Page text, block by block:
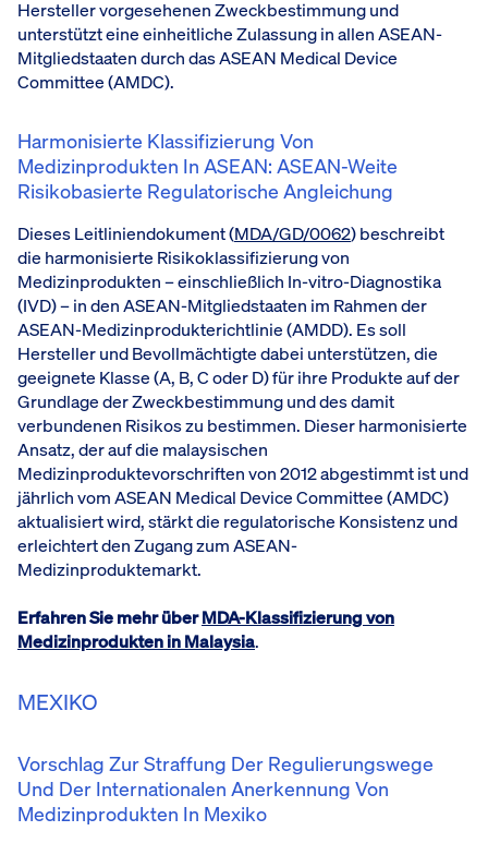
Hersteller vorgesehenen Zweckbestimmung und
unterstützt eine einheitliche Zulassung in allen ASEAN-
Mitgliedstaaten durch das ASEAN Medical Device
Committee (AMDC).
Harmonisierte Klassifizierung Von
Medizinprodukten In ASEAN: ASEAN-Weite
Risikobasierte Regulatorische Angleichung
Dieses Leitliniendokument (MDA/GD/0062) beschreibt
die harmonisierte Risikoklassifizierung von
Medizinprodukten – einschließlich In-vitro-Diagnostika
(IVD) – in den ASEAN-Mitgliedstaaten im Rahmen der
ASEAN-Medizinprodukterichtlinie (AMDD). Es soll
Hersteller und Bevollmächtigte dabei unterstützen, die
geeignete Klasse (A, B, C oder D) für ihre Produkte auf der
Grundlage der Zweckbestimmung und des damit
verbundenen Risikos zu bestimmen. Dieser harmonisierte
Ansatz, der auf die malaysischen
Medizinproduktevorschriften von 2012 abgestimmt ist und
jährlich vom ASEAN Medical Device Committee (AMDC)
aktualisiert wird, stärkt die regulatorische Konsistenz und
erleichtert den Zugang zum ASEAN-
Medizinproduktemarkt.
Erfahren Sie mehr überMDA-Klassifizierung von
Medizinprodukten in Malaysia.
MEXIKO
Vorschlag Zur Straffung Der Regulierungswege
Und Der Internationalen Anerkennung Von
Medizinprodukten In Mexiko